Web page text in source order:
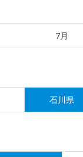
7月
石川県